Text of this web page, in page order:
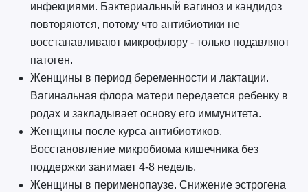
инфекциями. Бактериальный вагиноз и кандидоз
повторяются, потому что антибиотики не
восстанавливают микрофлору - только подавляют
патоген.
Женщины в период беременности и лактации.
Вагинальная флора матери передается ребенку в
родах и закладывает основу его иммунитета.
Женщины после курса антибиотиков.
Восстановление микробиома кишечника без
поддержки занимает 4-8 недель.
Женщины в перименопаузе. Снижение эстрогена